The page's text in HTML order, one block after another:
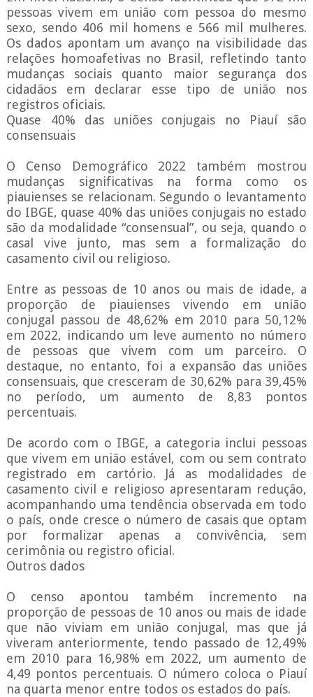
pessoas vivem em união com pessoa do mesmo
sexo, sendo 406 mil homens e 566 mil mulheres.
Os dados apontam um avanço na visibilidade das
relações homoafetivas no Brasil, refletindo tanto
mudanças sociais quanto maior segurança dos
cidadãos em declarar esse tipo de união nos
registros oficiais.
Quase 40% das uniões conjugais no Piauí são
consensuais
O Censo Demográfico 2022 também mostrou
mudanças significativas na forma como os
piauienses se relacionam. Segundo o levantamento
do IBGE, quase 40% das uniões conjugais no estado
são da modalidade “consensual”, ou seja, quando o
casal vive junto, mas sem a formalização do
casamento civil ou religioso.
Entre as pessoas de 10 anos ou mais de idade, a
proporção de piauienses vivendo em união
conjugal passou de 48,62% em 2010 para 50,12%
em 2022, indicando um leve aumento no número
de pessoas que vivem com um parceiro. O
destaque, no entanto, foi a expansão das uniões
consensuais, que cresceram de 30,62% para 39,45%
no período, um aumento de 8,83 pontos
percentuais.
De acordo com o IBGE, a categoria inclui pessoas
que vivem em união estável, com ou sem contrato
registrado em cartório. Já as modalidades de
casamento civil e religioso apresentaram redução,
acompanhando uma tendência observada em todo
o país, onde cresce o número de casais que optam
por formalizar apenas a convivência, sem
cerimônia ou registro oficial.
Outros dados
O censo apontou também incremento na
proporção de pessoas de 10 anos ou mais de idade
que não viviam em união conjugal, mas que já
viveram anteriormente, tendo passado de 12,49%
em 2010 para 16,98% em 2022, um aumento de
4,49 pontos percentuais. O número coloca o Piauí
na quarta menor entre todos os estados do país.